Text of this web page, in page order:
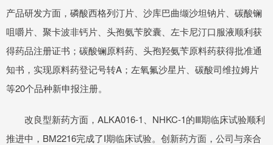
产品研发方面，磷酸西格列汀片、沙库巴曲缬沙坦钠片、碳酸镧
咀嚼片、聚卡波非钙片、头孢氨苄胶囊、左卡尼汀口服液顺利获
得药品注册证书；碳酸镧原料药、头孢羟氨苄原料药获得批准通
知书，实现原料药登记号转A；左氧氟沙星片、碳酸司维拉姆片
等20个品种新申报注册。
改良型新药方面，ALKA016-1、NHKC-1的Ⅲ期临床试验顺利
推进中，BM2216完成了Ⅰ期临床试验。创新药方面，公司与亲合